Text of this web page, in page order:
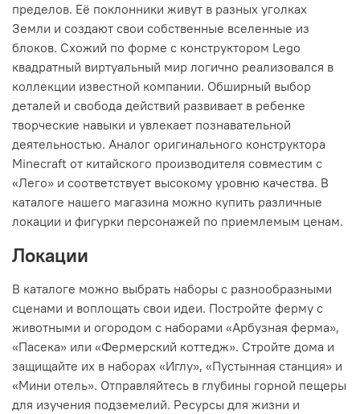
пределов. Её поклонники живут в разных уголках
Земли и создают свои собственные вселенные из
блоков. Схожий по форме с конструктором Lego
квадратный виртуальный мир логично реализовался в
коллекции известной компании. Обширный выбор
деталей и свобода действий развивает в ребенке
творческие навыки и увлекает познавательной
деятельностью. Аналог оригинального конструктора
Minecraft от китайского производителя совместим с
«Лего» и соответствует высокому уровню качества. В
каталоге нашего магазина можно купить различные
локации и фигурки персонажей по приемлемым ценам.
Локации
В каталоге можно выбрать наборы с разнообразными
сценами и воплощать свои идеи. Постройте ферму с
животными и огородом с наборами «Арбузная ферма»,
«Пасека» или «Фермерский коттедж». Стройте дома и
защищайте их в наборах «Иглу», «Пустынная станция» и
«Мини отель». Отправляйтесь в глубины горной пещеры
для изучения подземелий. Ресурсы для жизни и